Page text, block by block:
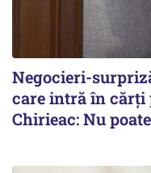
Negocieri-
care intră în cărți
Chirieac: Nu